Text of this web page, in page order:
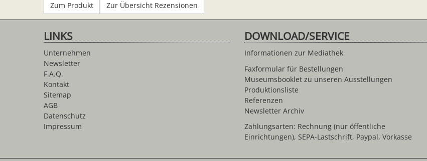
Zum Produkt Zur Übersicht Rezensionen
LINKS
Unternehmen
Newsletter
F.A.Q.
Kontakt
Sitemap
AGB
Datenschutz
Impressum
DOWNLOAD/SERVICE
Informationen zur Mediathek
Faxformular für Bestellungen
Museumsbooklet zu unseren Ausstellungen
Produktionsliste
Referenzen
Newsletter Archiv
Zahlungsarten: Rechnung (nur öffentliche
Einrichtungen), SEPA-Lastschrift, Paypal, Vorkasse